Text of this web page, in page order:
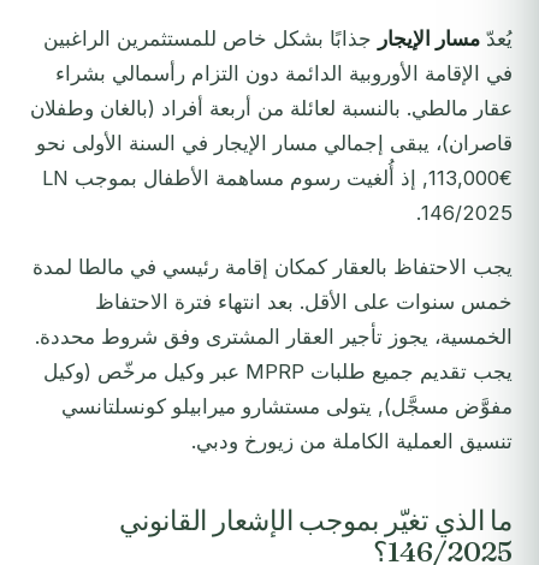
يُعدّ مسار الإيجار جذابًا بشكل خاص للمستثمرين الراغبين
في الإقامة الأوروبية الدائمة دون التزام رأسمالي بشراء
عقار مالطي. بالنسبة لعائلة من أربعة أفراد (بالغان وطفلان
قاصران)، يبقى إجمالي مسار الإيجار في السنة الأولى نحو
€113,000, إذ أُلغيت رسوم مساهمة الأطفال بموجب LN
146/2025.
يجب الاحتفاظ بالعقار كمكان إقامة رئيسي في مالطا لمدة
خمس سنوات على الأقل. بعد انتهاء فترة الاحتفاظ
الخمسية، يجوز تأجير العقار المشترى وفق شروط محددة.
يجب تقديم جميع طلبات MPRP عبر وكيل مرخّص (وكيل
مفوَّض مسجَّل), يتولى مستشارو ميرابيلو كونسلتانسي
تنسيق العملية الكاملة من زيورخ ودبي.
ما الذي تغيّر بموجب الإشعار القانوني
146/2025؟